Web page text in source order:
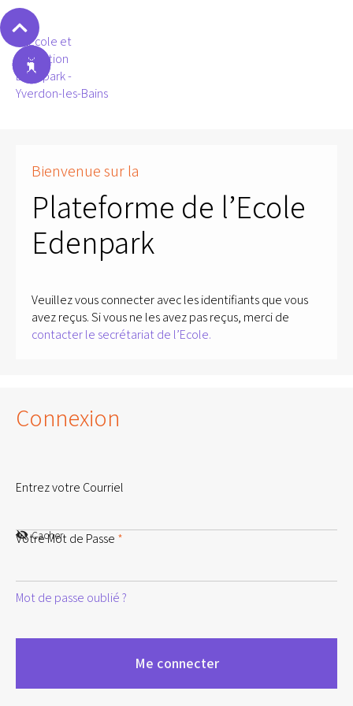
Bienvenue sur la
Plateforme de l’Ecole
Edenpark
Veuillez vous connecter avec les identifiants que vous
avez reçus. Si vous ne les avez pas reçus, merci de
contacter le secrétariat de l’Ecole.
Connexion
Entrez votre Courriel
Votre Mot de Passe *
Cacher
Mot de passe oublié ?